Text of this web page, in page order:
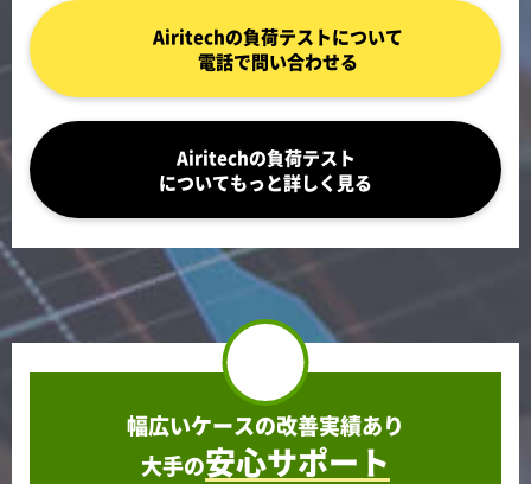
Airitechの負荷テストについて
電話で問い合わせる
Airitechの負荷テスト
についてもっと詳しく見る
幅広いケースの改善実績あり
大手の安心サポート